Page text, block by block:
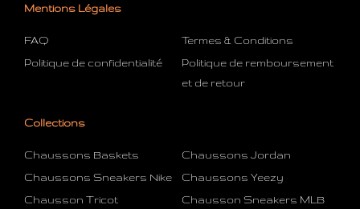
Mentions Légales
FAQ
Termes & Conditions
Politique de confidentialité
Politique de remboursement
et de retour
Collections
Chaussons Baskets
Chaussons Jordan
Chaussons Sneakers Nike
Chaussons Yeezy
Chausson Tricot
Chausson Sneakers MLB